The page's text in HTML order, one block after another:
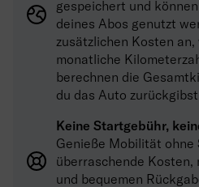
gespeichert und
deines Abos genutzt
zusätzlichen Kosten an,
monatliche
berechnen die
du das Auto
Keine Startgebühr,
Genieße Mobilität ohne
überraschende
und bequemen